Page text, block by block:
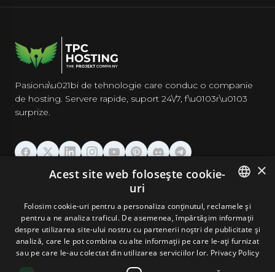
Pasiona\u021bi de tehnologie care conduc o companie
de hosting. Servere rapide, suport 24\/7, f\u0103r\u0103
surprize.
GĂZDUIRE
DOMENII & EMAIL
UNELTE & SECURITATE
ENGLISH
GERMAN
ROMANIAN
×
Acest site web folosește cookie-
uri
Folosim cookie-uri pentru a personaliza conținutul, reclamele și
pentru a ne analiza traficul. De asemenea, împărtășim informații
despre utilizarea site-ului nostru cu partenerii noștri de publicitate și
analiză, care le pot combina cu alte informații pe care le-ați furnizat
sau pe care le-au colectat din utilizarea serviciilor lor. Privacy Policy